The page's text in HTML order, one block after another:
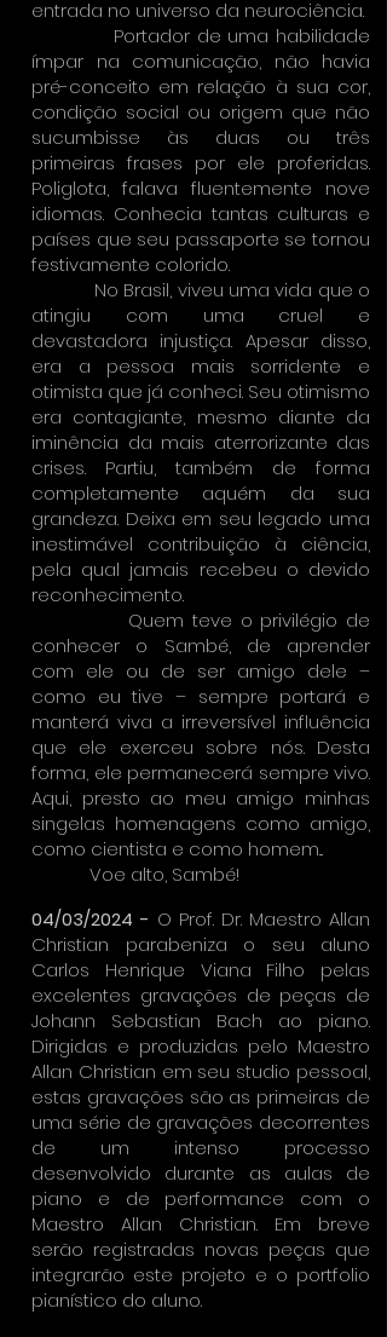
entrada no universo da neurociência.
Portador de uma habilidade
ímpar na comunicação, não havia
pré-conceito em relação à sua cor,
condição social ou origem que não
sucumbisse às duas ou três
primeiras frases por ele proferidas.
Poliglota, falava fluentemente nove
idiomas. Conhecia tantas culturas e
países que seu passaporte se tornou
festivamente colorido.
No Brasil, viveu uma vida que o
atingiu com uma cruel e
devastadora injustiça. Apesar disso,
era a pessoa mais sorridente e
otimista que já conheci. Seu otimismo
era contagiante, mesmo diante da
iminência da mais aterrorizante das
crises. Partiu, também de forma
completamente aquém da sua
grandeza. Deixa em seu legado uma
inestimável contribuição à ciência,
pela qual jamais recebeu o devido
reconhecimento.
Quem teve o privilégio de
conhecer o Sambé, de aprender
com ele ou de ser amigo dele –
como eu tive – sempre portará e
manterá viva a irreversível influência
que ele exerceu sobre nós. Desta
forma, ele permanecerá sempre vivo.
Aqui, presto ao meu amigo minhas
singelas homenagens como amigo,
como cientista e como homem...
Voe alto, Sambé!
04/03/2024 - O Prof. Dr. Maestro Allan
Christian parabeniza o seu aluno
Carlos Henrique Viana Filho pelas
excelentes gravações de peças de
Johann Sebastian Bach ao piano.
Dirigidas e produzidas pelo Maestro
Allan Christian em seu studio pessoal,
estas gravações são as primeiras de
uma série de gravações decorrentes
de um intenso processo
desenvolvido durante as aulas de
piano e de performance com o
Maestro Allan Christian. Em breve
serão registradas novas peças que
integrarão este projeto e o portfolio
pianístico do aluno.